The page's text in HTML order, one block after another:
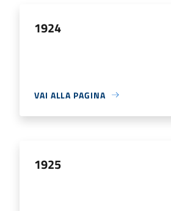
1924
VAI ALLA PAGINA
1925